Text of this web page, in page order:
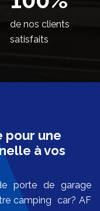
de nos clients
satisfaits
pour une
à vos
porte de garage
camping car? AF